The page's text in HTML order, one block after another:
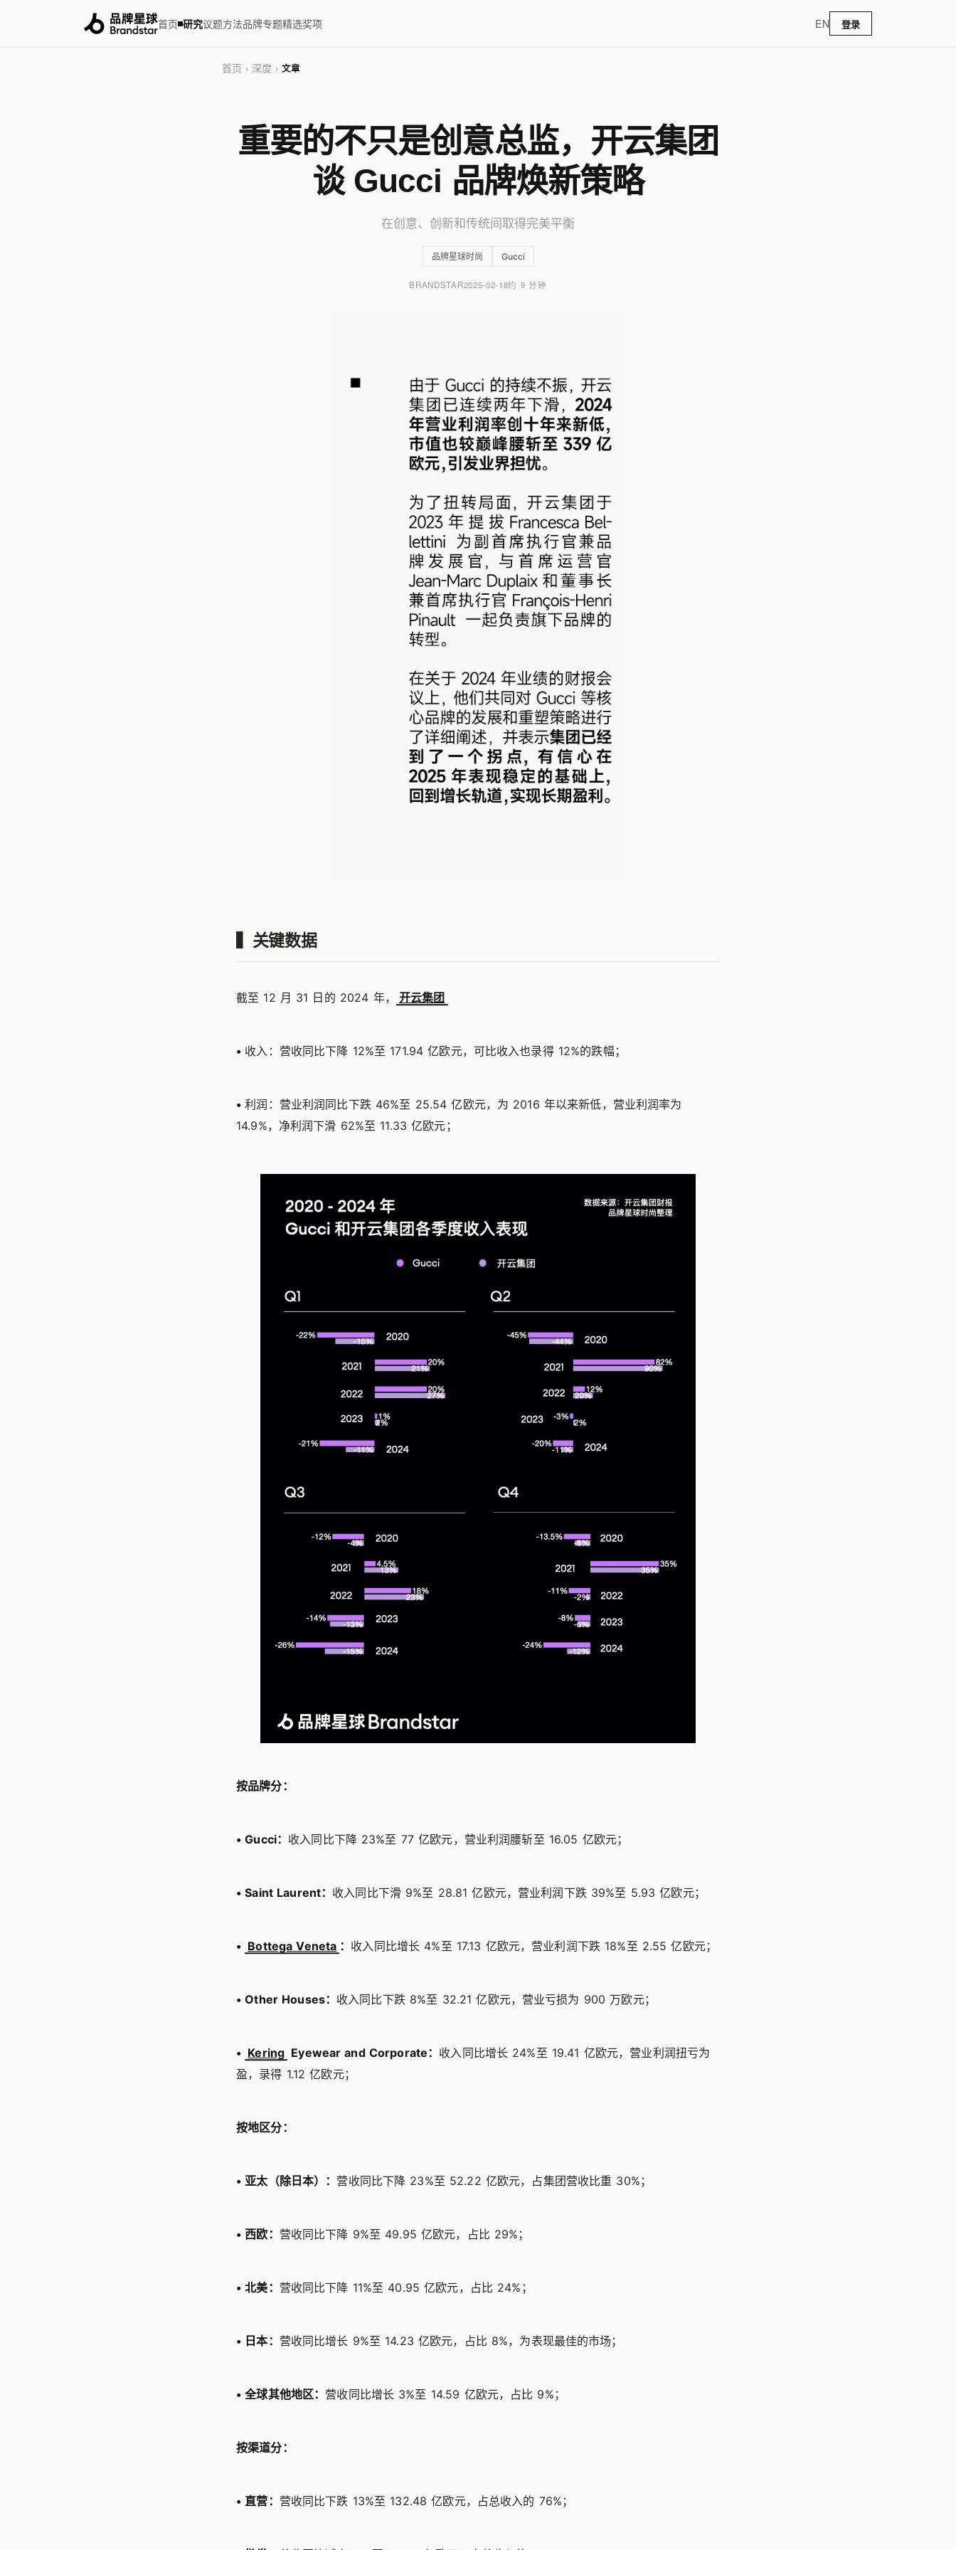
首页 研究议题方法品牌专题精选奖项 EN 登录
首页 › 深度 › 文章
重要的不只是创意总监，开云集团
谈 Gucci 品牌焕新策略
在创意、创新和传统间取得完美平衡
品牌星球时尚 Gucci
BRANDSTAR2025-02-18约 9 分钟
▍关键数据
截至 12 月 31 日的 2024 年， 开云集团
• 收入：营收同比下降 12%至 171.94 亿欧元，可比收入也录得 12%的跌幅；
•利润：营业利润同比下跌 46%至 25.54 亿欧元，为 2016 年以来新低，营业利润率为
14.9%，净利润下滑 62%至 11.33 亿欧元；
按品牌分：
•Gucci： 收入同比下降 23%至 77 亿欧元，营业利润腰斩至 16.05 亿欧元；
•Saint Laurent： 收入同比下滑 9%至 28.81 亿欧元，营业利润下跌 39%至 5.93 亿欧元；
• Bottega Veneta ： 收入同比增长 4%至 17.13 亿欧元，营业利润下跌 18%至 2.55 亿欧元；
•Other Houses： 收入同比下跌 8%至 32.21 亿欧元，营业亏损为 900 万欧元；
• Kering Eyewear and Corporate： 收入同比增长 24%至 19.41 亿欧元，营业利润扭亏为
盈，录得 1.12 亿欧元；
按地区分：
•亚太（除日本）： 营收同比下降 23%至 52.22 亿欧元，占集团营收比重 30%；
• 西欧： 营收同比下降 9%至 49.95 亿欧元，占比 29%；
•北美： 营收同比下降 11%至 40.95 亿欧元，占比 24%；
• 日本： 营收同比增长 9%至 14.23 亿欧元，占比 8%，为表现最佳的市场；
•全球其他地区： 营收同比增长 3%至 14.59 亿欧元，占比 9%；
按渠道分：
•直营： 营收同比下跌 13%至 132.48 亿欧元，占总收入的 76%；